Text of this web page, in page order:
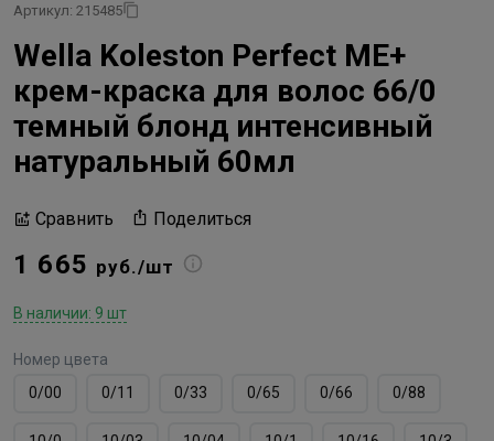
Артикул: 215485
Wella Koleston Perfect ME+
крем-краска для волос 66/0
темный блонд интенсивный
натуральный 60мл
Сравнить Поделиться
1 665 руб./шт
В наличии: 9 шт
Номер цвета
0/00
0/11 0/33 0/65 0/66 0/88